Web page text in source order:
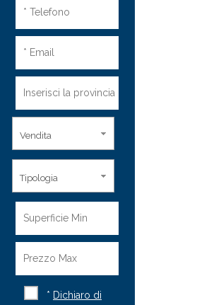
Vendita
Tipologia
* Dichiaro di